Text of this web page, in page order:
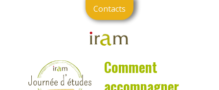
Comment
Contacts